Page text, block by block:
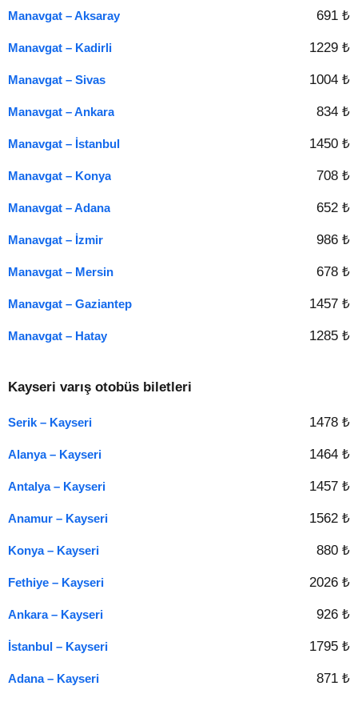
Manavgat – Aksaray 691 ₺
Manavgat – Kadirli 1229 ₺
Manavgat – Sivas 1004 ₺
Manavgat – Ankara 834 ₺
Manavgat – İstanbul 1450 ₺
Manavgat – Konya 708 ₺
Manavgat – Adana 652 ₺
Manavgat – İzmir 986 ₺
Manavgat – Mersin 678 ₺
Manavgat – Gaziantep 1457 ₺
Manavgat – Hatay 1285 ₺
Kayseri varış otobüs biletleri
Serik – Kayseri 1478 ₺
Alanya – Kayseri 1464 ₺
Antalya – Kayseri 1457 ₺
Anamur – Kayseri 1562 ₺
Konya – Kayseri 880 ₺
Fethiye – Kayseri 2026 ₺
Ankara – Kayseri 926 ₺
İstanbul – Kayseri 1795 ₺
Adana – Kayseri 871 ₺